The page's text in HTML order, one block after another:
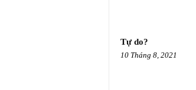
Tự do?
10 Tháng 8, 2021